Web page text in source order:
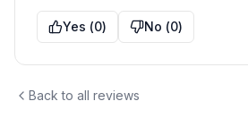
Yes (0) No (0)
Back to all reviews